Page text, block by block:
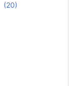
(20)